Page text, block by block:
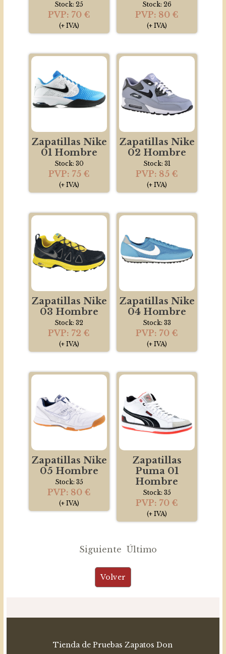
Stock: 25
PVP: 70 €
(+ IVA)
Stock: 26
PVP: 80 €
(+ IVA)
Zapatillas Nike
01 Hombre
Stock: 30
PVP: 75 €
(+ IVA)
Zapatillas Nike
02 Hombre
Stock: 31
PVP: 85 €
(+ IVA)
Zapatillas Nike
03 Hombre
Stock: 32
PVP: 72 €
(+ IVA)
Zapatillas Nike
04 Hombre
Stock: 33
PVP: 70 €
(+ IVA)
Zapatillas Nike
05 Hombre
Stock: 35
PVP: 80 €
(+ IVA)
Zapatillas
Puma 01
Hombre
Stock: 35
PVP: 70 €
(+ IVA)
Siguiente Último
Tienda de Pruebas Zapatos Don